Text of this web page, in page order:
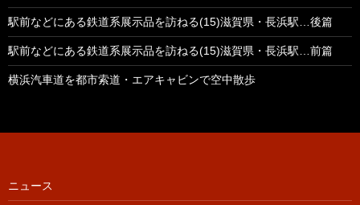
駅前などにある鉄道系展示品を訪ねる(15)滋賀県・長浜駅…後篇
駅前などにある鉄道系展示品を訪ねる(15)滋賀県・長浜駅…前篇
横浜汽車道を都市索道・エアキャビンで空中散歩
ニュース